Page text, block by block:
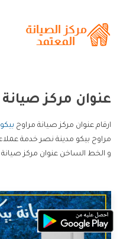
عنوان مركز
ارقام عنوان مركز صيانة مراوح بيكو
مراوح بيكو مدينة نصر خدمة
و الخط الساخن عنوان مركز صيانة